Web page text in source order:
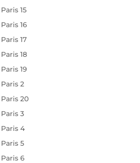
15
16
17
18
19
2
20
3
4
5
6